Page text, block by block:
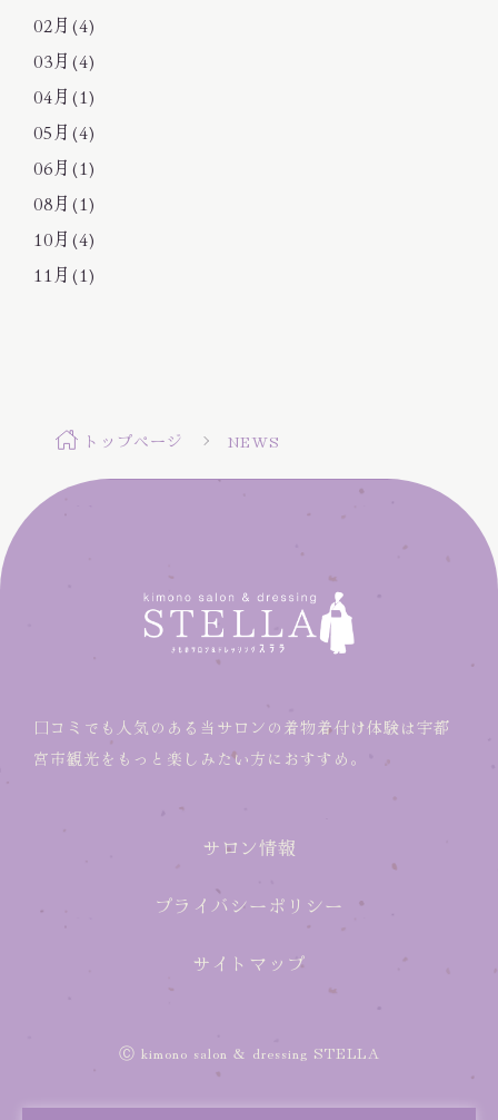
02月(4)
03月(4)
04月(1)
05月(4)
06月(1)
08月(1)
10月(4)
11月(1)
トップページ NEWS
口コミでも人気のある当サロンの着物着付け体験は宇都
宮市観光をもっと楽しみたい方におすすめ。
サロン情報
プライバシーポリシー
サイトマップ
Ⓒ kimono salon & dressing STELLA